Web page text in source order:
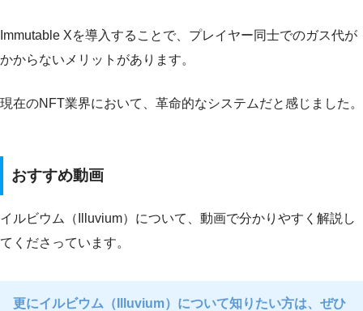
Immutable Xを導入することで、プレイヤー同士でのガス代が
かからないメリットがあります。
現在のNFT業界において、革命的なシステムだと感じました。
おすすめ動画
イルビウム（Illuvium）について、動画で分かりやすく解説し
てくださっています。
更にイルビウム（Illuvium）について知りたい方は、ぜひ